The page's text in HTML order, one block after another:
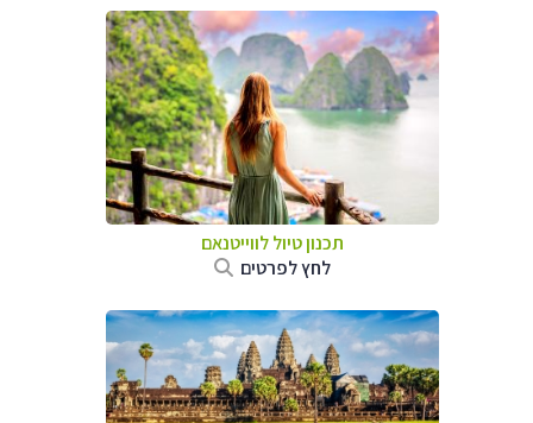
תכנון טיול לווייטנאם
לחץ לפרטים